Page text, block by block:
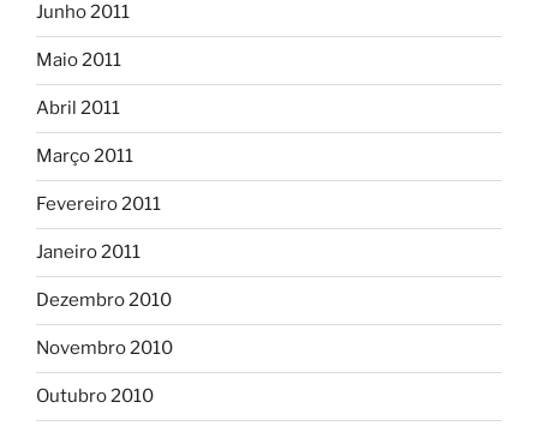
Junho 2011
Maio 2011
Abril 2011
Março 2011
Fevereiro 2011
Janeiro 2011
Dezembro 2010
Novembro 2010
Outubro 2010